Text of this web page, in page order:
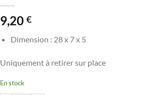
9,20 €
Dimension : 28 x 7 x 5
Uniquement à retirer sur place
En stock